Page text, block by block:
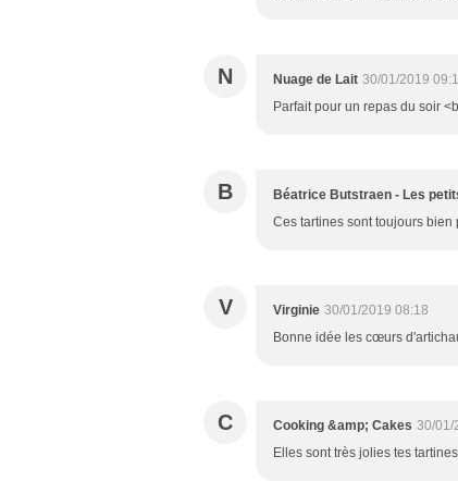
N Nuage de Lait 30/01/2019
Parfait pour un repas du soir
B Béatrice Butstraen - Les
Ces tartines sont toujours
V Virginie 30/01/2019 08:18
Bonne idée les cœurs
C Cooking &amp; Cakes 30/01/
Elles sont très jolies tes